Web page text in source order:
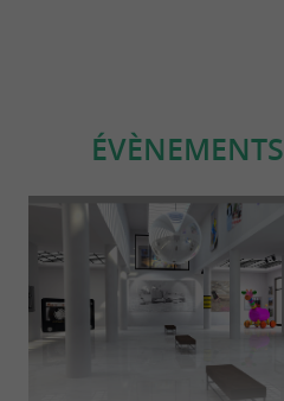
ÉVÈNEMENTS